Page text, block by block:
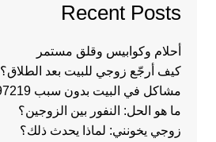
Recent Posts
أحلام وكوابيس وقلق مستمر
كيف أرجّع زوجي للبيت بعد الطلاق؟
مشاكل في البيت بدون سبب 00905397697219
ما هو الحل: النفور بين الزوجين؟
زوجي يخونني: لماذا يحدث ذلك؟